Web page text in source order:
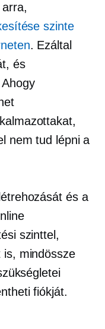
szinte
. Ezáltal
és
nem tud lépni a
és a
szinttel,
is, mindössze
fiókját.